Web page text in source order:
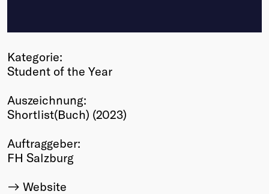
Young Creatives
Friends of Creativity
Winners
2026
Annual
Kategorie:
Student of the Year
Auszeichnung:
Shortlist(Buch) (2023)
Auftraggeber:
FH Salzburg
Website